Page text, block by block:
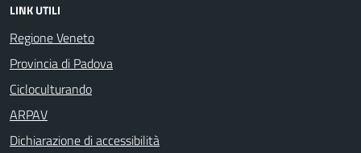
LINK UTILI
Regione Veneto
Provincia di Padova
Cicloculturando
ARPAV
Dichiarazione di accessibilità